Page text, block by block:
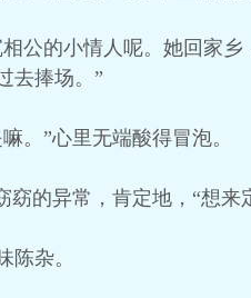
公的小情人呢。她回家
去捧场。”
。”心里无端酸得冒泡。
窈的异常，肯定地，“想来
陈杂。